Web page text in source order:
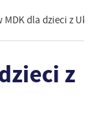
MDK dla dzieci z
z